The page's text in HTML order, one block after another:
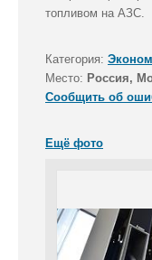
топливом на АЗС.
Категория:
Место: Россия,
Сообщить об
Ещё фото